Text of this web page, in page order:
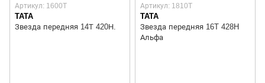
Артикул: 1600T
TATA
Звезда передняя 14Т 420Н.
Артикул: 1810T
TATA
Звезда передняя 16T 428H
Альфа